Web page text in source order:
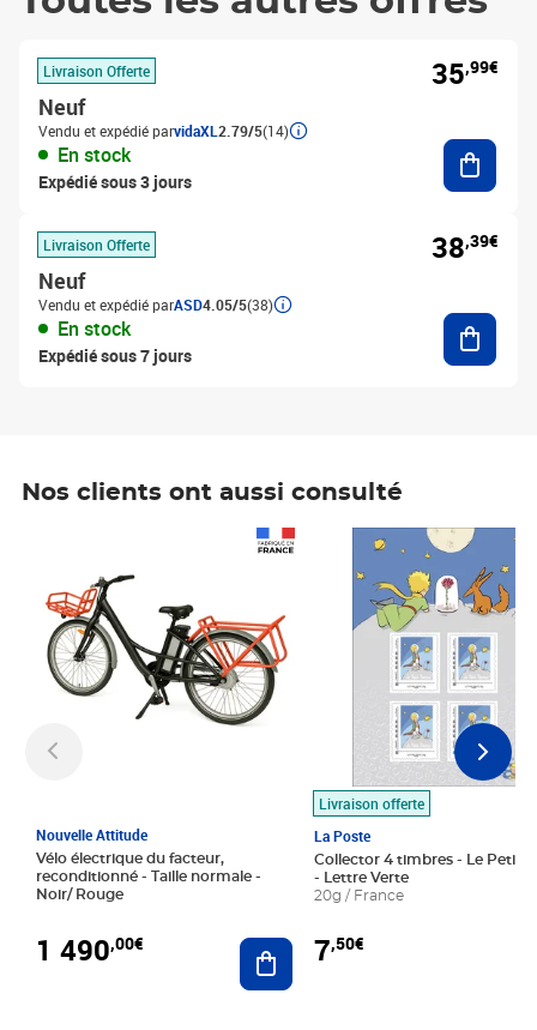
Livraison Offerte
Neuf
Vendu et expédié parvidaXL 2.79/5(14)
En stock
Expédié sous 3 jours
35,99€
Livraison Offerte
Neuf
Vendu et expédié parASD4.05/5(38)
En stock
Expédié sous 7 jours
38,39€
Nos clients ont aussi consulté
Nouvelle Attitude
Vélo électrique du facteur,
reconditionné - Taille normale -
Noir/ Rouge
1 490,00€ Ajouter au panier
Livraison offerte
La Poste
Collector 4 timbres - Le Petit
- Lettre Verte
20g / France
7,50€
Prix 7,50€